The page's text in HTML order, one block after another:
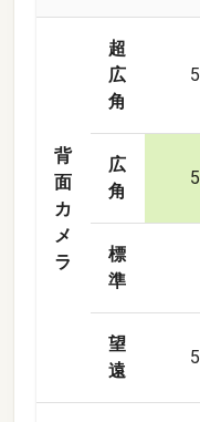
背
面
カ
メ
ラ
超
広
角
広
角
標
準
望
遠